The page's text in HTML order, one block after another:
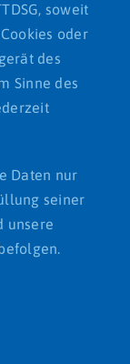
soweit
oder
des
Sinne des
Daten nur
seiner
unsere